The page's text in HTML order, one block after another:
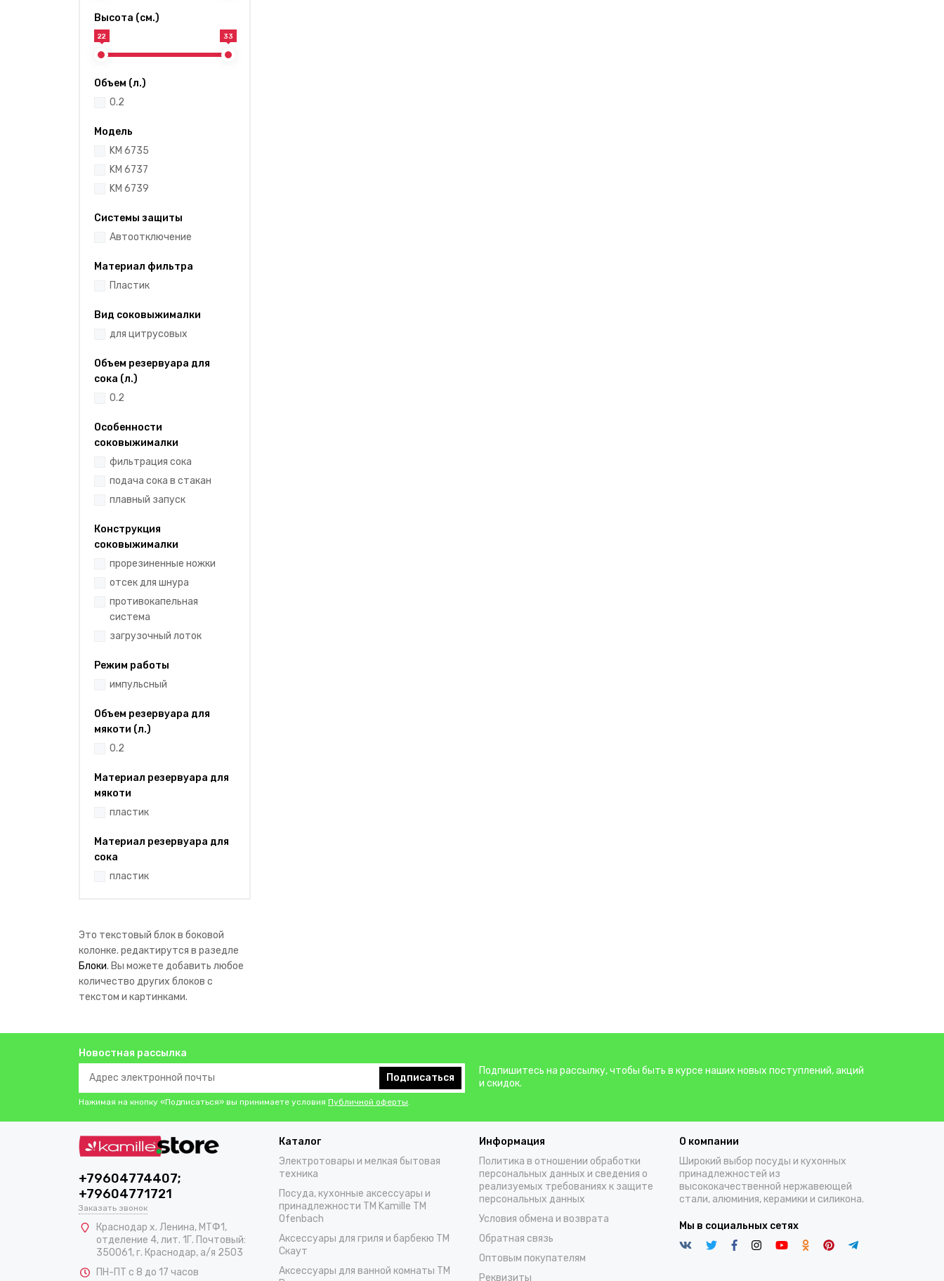
Высота (см.)
22 33
Объем (л.)
0.2
Модель
KM 6735
KM 6737
KM 6739
Системы защиты
Автоотключение
Материал фильтра
Пластик
Вид соковыжималки
для цитрусовых
Объем резервуара для
сока (л.)
0.2
Особенности
соковыжималки
фильтрация сока
подача сока в стакан
плавный запуск
Конструкция
соковыжималки
прорезиненные ножки
отсек для шнура
противокапельная
система
загрузочный лоток
Режим работы
импульсный
Объем резервуара для
мякоти (л.)
0.2
Материал резервуара для
мякоти
пластик
Материал резервуара для
сока
пластик
Это текстовый блок в боковой
колонке. редактирутся в разедле
Блоки. Вы можете добавить любое
количество других блоков с
текстом и картинками.
Новостная рассылка
Подписаться
Нажимая на кнопку «Подписаться» вы принимаете условия Публичной оферты.
Подпишитесь на рассылку, чтобы быть в курсе наших новых поступлений, акций
и скидок.
+79604774407;
+79604771721
Заказать звонок
Краснодар х. Ленина, МТФ1,
отделение 4, лит. 1Г. Почтовый:
350061, г. Краснодар, а/я 2503
ПН-ПТ с 8 до 17 часов
Каталог
Электротовары и мелкая бытовая
техника
Посуда, кухонные аксессуары и
принадлежности TM Kamille TM
Ofenbach
Аксессуары для гриля и барбекю TM
Скаут
Аксессуары для ванной комнаты TM
Информация
Политика в отношении обработки
персональных данных и сведения о
реализуемых требованиях к защите
персональных данных
Условия обмена и возврата
Обратная связь
Оптовым покупателям
Реквизиты
О компании
Широкий выбор посуды и кухонных
принадлежностей из
высококачественной нержавеющей
стали, алюминия, керамики и силикона.
Мы в социальных сетях